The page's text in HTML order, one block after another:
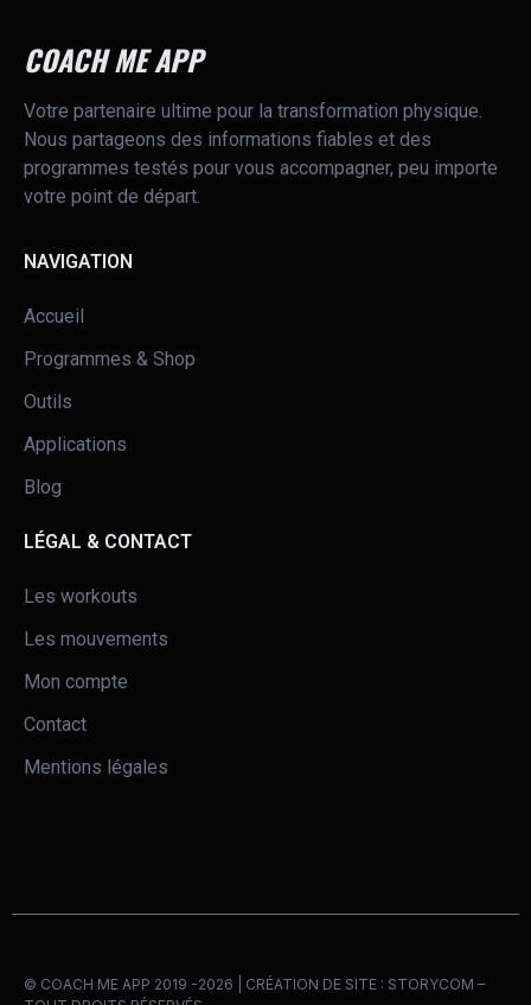
COACH ME APP
Votre partenaire ultime pour la transformation physique.
Nous partageons des informations fiables et des
programmes testés pour vous accompagner, peu importe
votre point de départ.
NAVIGATION
Accueil
Programmes & Shop
Outils
Applications
Blog
LÉGAL & CONTACT
Les workouts
Les mouvements
Mon compte
Contact
Mentions légales
© COACH ME APP 2019 -2026 | CRÉATION DE SITE : STORYCOM –